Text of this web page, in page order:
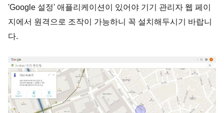
'Google 설정' 애플리케이션이 있어야 기기 관리자 웹 페이
지에서 원격으로 조작이 가능하니 꼭 설치해두시기 바랍니
다.